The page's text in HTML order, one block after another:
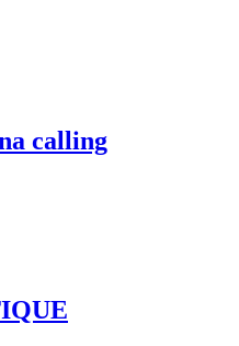
calling